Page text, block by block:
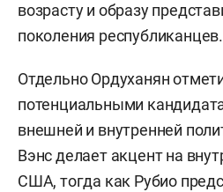
возрасту и образу
поколения республиканцев.
Отдельно Ордуханян
потенциальными
внешней и внутренней
Вэнс делает акцент на
США, тогда как Рубио